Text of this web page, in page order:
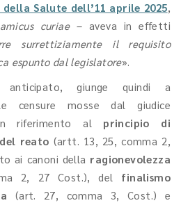
Salute dell’11 aprile 2025,
amicus curiae– aveva in effetti
surrettiziamente il requisito
espunto dal legislatore».
anticipato, giunge quindi a
mosse dal giudice
riferimento al principio di
reato (artt. 13, 25, comma 2,
ai canoni della ragionevolezza
2, 27 Cost.), del finalismo
(art. 27, comma 3, Cost.) e